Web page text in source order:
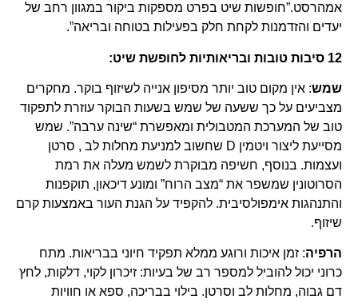
אמהרסט.”חופשות שיט בפרט מספקות ביקור במגוון רחב של
יעדים והזדמנות לקחת חלק בפעילות בטוחה ובריאה”.
שמש: אין מקום טוב יותר מסיפון אנייה לשיזוף בוקר. מחקרים
מצביעים על כך ששעה של שמש בשעות הבוקר עוזרת לתפקוד
טוב של המערכת המטבולית ומאפשרת “שינה ערבה”. שמש
מסייעת ליצור ויטמין D שחשוב למניעת מחלות לב , סרטן
ועצמות. בנוסף, חשיפה מבוקרת לשמש מעלה את רמת
הסרוטונין שמשפר את “מצב הרוח” ומונע דיכאון, תוקפנות
והתנהגות אימפולסיבית. להקפיד על הגנת העור באמצעות קרם
שיזוף.
הרפיה: זמן איכות ורוגע ממלא תפקיד חיוני בבריאות. מתח
כרוני יכול להוביל למספר רב של בעיות: זיכרון לקוי, דלקות, לחץ
דם גבוה, מחלות לב וסרטן. בילוי בבריכה, ספא או חוויות